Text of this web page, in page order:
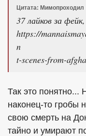
Цитата: Мимопроходил
37 лайков за
https://
n
t-scenes-from-
Так это понятно...
наконец-то гробы
свою смерть на
тайно и умирают